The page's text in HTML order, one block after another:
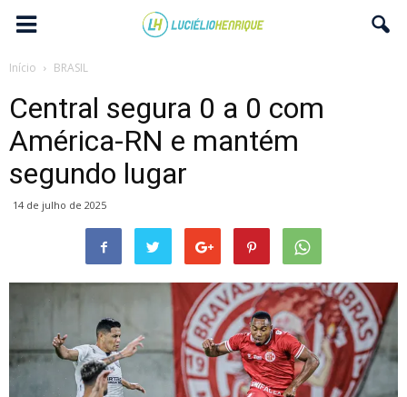
Início BRASIL
Central segura 0 a 0 com
América-RN e mantém
segundo lugar
14 de julho de 2025